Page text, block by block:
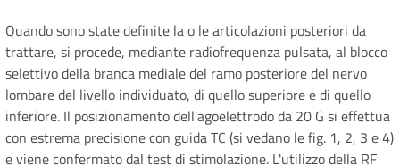
Quando sono state definite la o le articolazioni posteriori da
trattare, si procede, mediante radiofrequenza pulsata, al blocco
selettivo della branca mediale del ramo posteriore del nervo
lombare del livello individuato, di quello superiore e di quello
inferiore. Il posizionamento dell'agoelettrodo da 20 G si effettua
con estrema precisione con guida TC (si vedano le fig. 1, 2, 3 e 4)
e viene confermato dal test di stimolazione. L'utilizzo della RF